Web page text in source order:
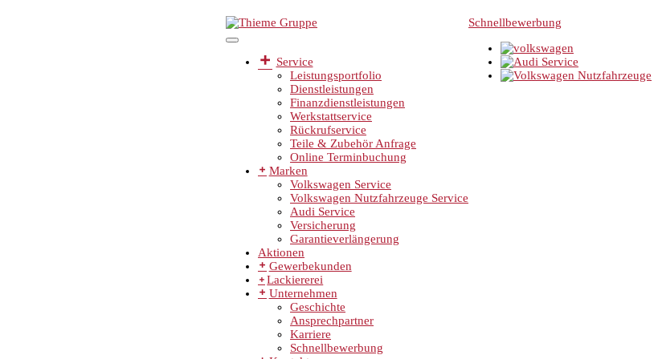
Schnellbewerbung
Service
Leistungsportfolio
Dienstleistungen
Finanzdienstleistungen
Werkstattservice
Rückrufservice
Teile & Zubehör Anfrage
Online Terminbuchung
Marken
Volkswagen Service
Volkswagen Nutzfahrzeuge Service
Audi Service
Versicherung
Garantieverlängerung
Aktionen
Gewerbekunden
Lackiererei
Unternehmen
Geschichte
Ansprechpartner
Karriere
Schnellbewerbung